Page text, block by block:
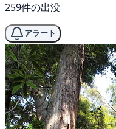
259件の出没
アラート